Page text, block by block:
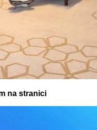
na stranici